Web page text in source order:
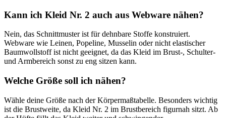
Kann ich Kleid Nr. 2 auch aus Webware nähen?
Nein, das Schnittmuster ist für dehnbare Stoffe konstruiert.
Webware wie Leinen, Popeline, Musselin oder nicht elastischer
Baumwollstoff ist nicht geeignet, da das Kleid im Brust-, Schulter-
und Armbereich sonst zu eng sitzen kann.
Welche Größe soll ich nähen?
Wähle deine Größe nach der Körpermaßtabelle. Besonders wichtig
ist die Brustweite, da Kleid Nr. 2 im Brustbereich figurnah sitzt. Ab